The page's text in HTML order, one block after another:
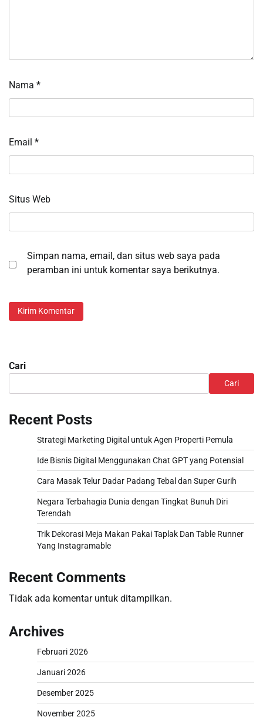
Nama *
Email *
Situs Web
Simpan nama, email, dan situs web saya pada
peramban ini untuk komentar saya berikutnya.
Cari
Cari
Recent Posts
Strategi Marketing Digital untuk Agen Properti Pemula
Ide Bisnis Digital Menggunakan Chat GPT yang Potensial
Cara Masak Telur Dadar Padang Tebal dan Super Gurih
Negara Terbahagia Dunia dengan Tingkat Bunuh Diri
Terendah
Trik Dekorasi Meja Makan Pakai Taplak Dan Table Runner
Yang Instagramable
Recent Comments
Tidak ada komentar untuk ditampilkan.
Archives
Februari 2026
Januari 2026
Desember 2025
November 2025